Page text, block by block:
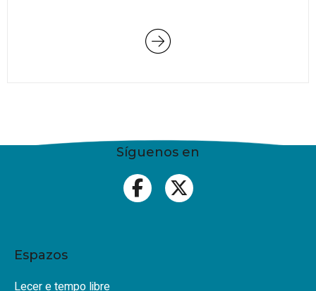
Síguenos en
Espazos
Lecer e tempo libre